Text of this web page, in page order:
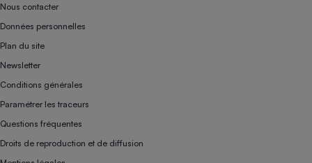
Nous contacter
Données personnelles
Plan du site
Newsletter
Conditions générales
Paramétrer les traceurs
Questions fréquentes
Droits de reproduction et de diffusion